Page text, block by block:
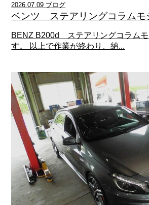
2026.07.09 ブログ
ベンツ ステアリングコラムモ
BENZ B200d ステアリングコラム
す。 以上で作業が終わり、納...